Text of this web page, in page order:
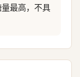
最高，不具